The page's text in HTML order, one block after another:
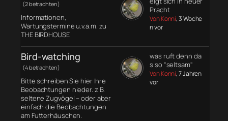
(2 betrachten)
Informationen,
Wartungstermine u.v.a.m. zu
THE BIRDHOUSE
Pracht
Von Konni, 3 Woche
n vor
Bird-watching
(4 betrachten)
Bitte schreiben Sie hier Ihre
Beobachtungen nieder. z.B.
seltene Zugvögel – oder aber
einfach die Beobachtungen
am Futterhäuschen.
was ruft denn da
s so "seltsam"
Von Konni, 7 Jahren
vor